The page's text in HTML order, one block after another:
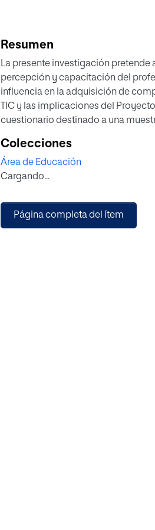
Resumen
La presente investigación pretende
percepción y capacitación del
influencia en la adquisición de
TIC y las implicaciones del
cuestionario destinado a una
enriquecen el proceso de
mejorar los resultados
atención de sus alumnos.
Colecciones
Área de Educación
Cargando...
Página completa del ítem